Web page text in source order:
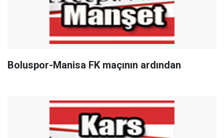
Boluspor-Manisa FK maçının ardından